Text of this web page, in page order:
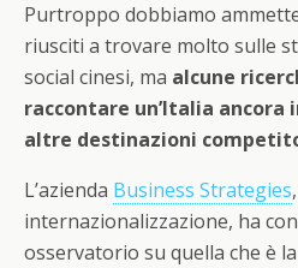
Purtroppo dobbiamo
riusciti a trovare molto sulle
social cinesi, ma alcune
raccontare un’Italia
altre destinazioni
L’azienda Business Strategies
internazionalizzazione, ha
osservatorio su quella che è